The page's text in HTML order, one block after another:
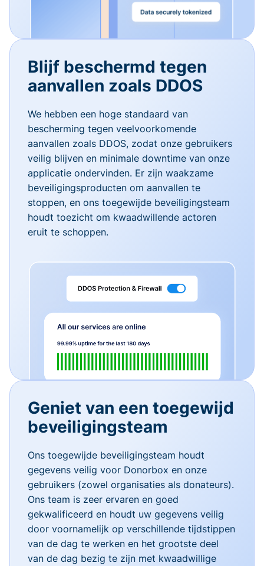
Blijf beschermd tegen
aanvallen zoals DDOS
We hebben een hoge standaard van
bescherming tegen veelvoorkomende
aanvallen zoals DDOS, zodat onze gebruikers
veilig blijven en minimale downtime van onze
applicatie ondervinden. Er zijn waakzame
beveiligingsproducten om aanvallen te
stoppen, en ons toegewijde beveiligingsteam
houdt toezicht om kwaadwillende actoren
eruit te schoppen.
Geniet van een toegewijd
beveiligingsteam
Ons toegewijde beveiligingsteam houdt
gegevens veilig voor Donorbox en onze
gebruikers (zowel organisaties als donateurs).
Ons team is zeer ervaren en goed
gekwalificeerd en houdt uw gegevens veilig
door voornamelijk op verschillende tijdstippen
van de dag te werken en het grootste deel
van de dag bezig te zijn met kwaadwillige